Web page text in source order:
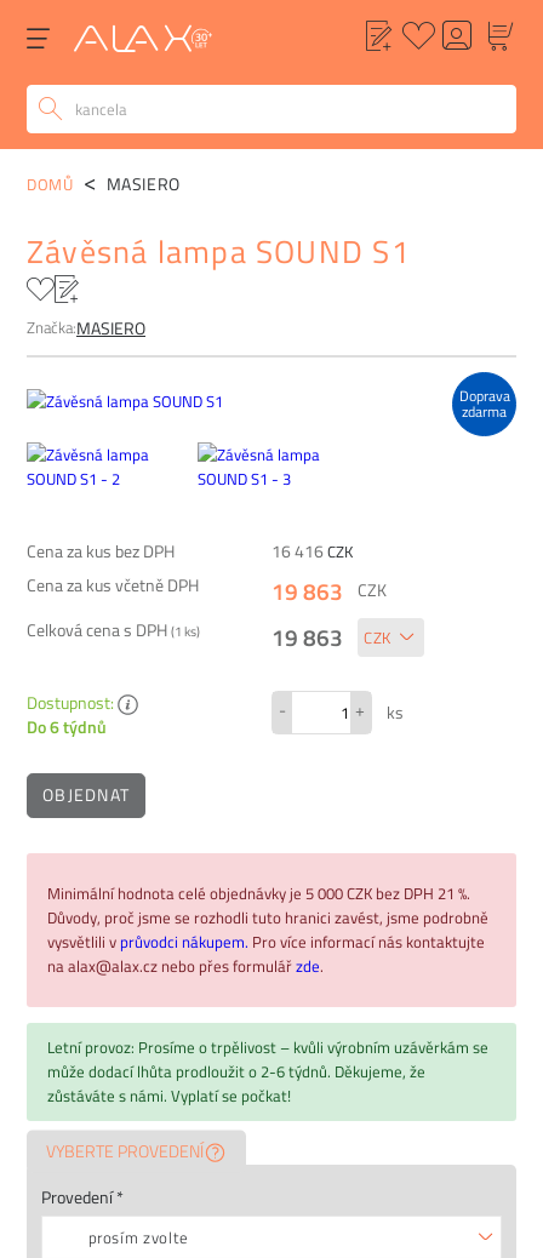
POPIS
DOMŮ MASIERO
Závěsná lampa SOUND S1
Značka:MASIERO
Doprava
zdarma
Cena za kus bez DPH 16 416CZK
Cena za kus včetně DPH
19 863
CZK
Celková cena s DPH(1ks) 19 863
Dostupnost:
Do 6 týdnů
- + ks
OBJEDNAT
Minimální hodnota celé objednávky je 5 000 CZK bez DPH 21 %.
Důvody, proč jsme se rozhodli tuto hranici zavést, jsme podrobně
vysvětlili v průvodci nákupem. Pro více informací nás kontaktujte
na alax@alax.cz nebo přes formulářzde.
Letní provoz: Prosíme o trpělivost – kvůli výrobním uzávěrkám se
může dodací lhůta prodloužit o 2-6 týdnů. Děkujeme, že
zůstáváte s námi. Vyplatí se počkat!
VYBERTE PROVEDENÍ
Provedení *
prosím zvolte